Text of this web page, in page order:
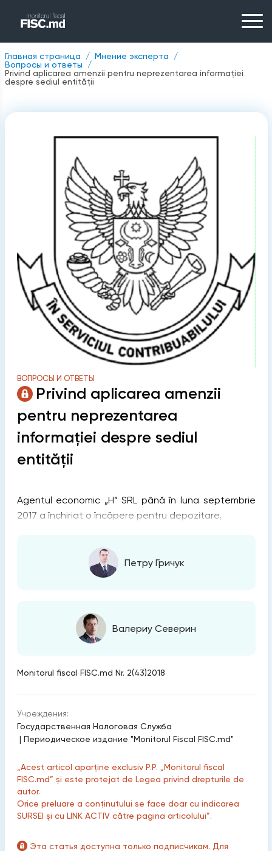
Главная страница
Мнение эксперта
Вопросы и ответы
Privind aplicarea amenzii pentru neprezentarea informației
despre sediul entității
ВОПРОСЫ И ОТВЕТЫ
Privind aplicarea amenzii
pentru neprezentarea
informației despre sediul
entității
Agentul economic „H” SRL până în luna septembrie
2017 a închiriat o încăpere pentru depozitare,
Петру Гричук
Валериу Северин
Monitorul fiscal FISC.md Nr. 2(43)2018
Учреждения:
Государственная Налоговая Служба
| Периодическое издание "Monitorul Fiscal FISC.md"
„Acest articol aparține exclusiv P.P. „Monitorul fiscal
FISC.md” și este protejat de Legea privind drepturile de
autor.
Orice preluare a conținutului se face doar cu indicarea
SURSEI și cu LINK ACTIV către pagina articolului”.
Эта статья доступна только подписчикам. Для